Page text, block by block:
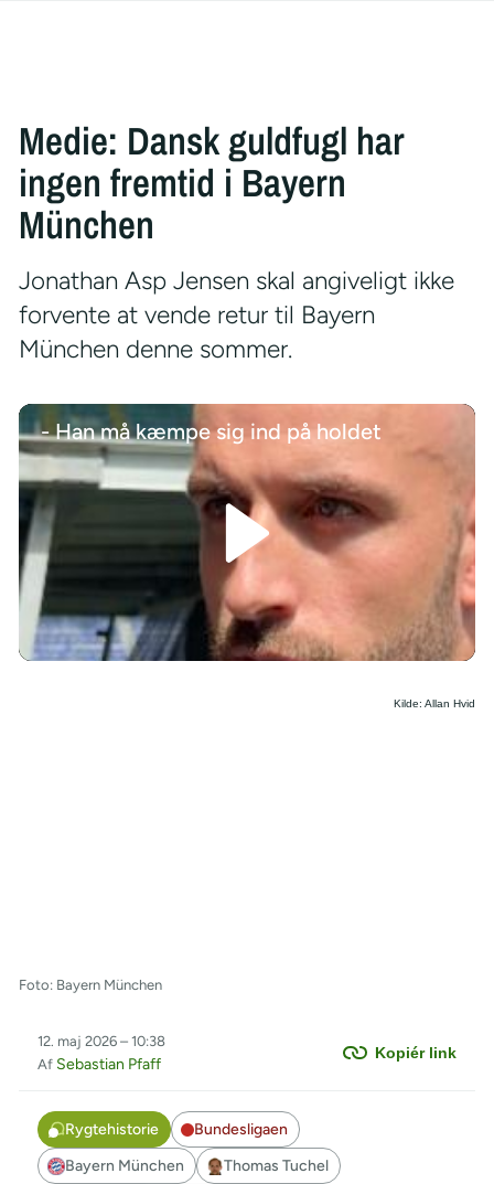
Medie: Dansk guldfugl har
ingen fremtid i Bayern
München
Jonathan Asp Jensen skal angiveligt ikke
forvente at vende retur til Bayern
München denne sommer.
- Han må kæmpe sig ind på holdet
Kilde: Allan Hvid
Foto: Bayern München
Kopiér link
12. maj 2026 – 10:38
Af Sebastian Pfaff
Rygtehistorie
Bundesligaen
Bayern München
Thomas Tuchel